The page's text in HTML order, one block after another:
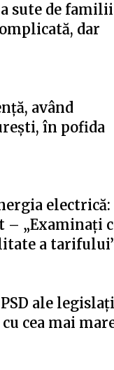
a sute de
dar
având
în pofida
electrică:
– „Examinați
a
ale
cea mai